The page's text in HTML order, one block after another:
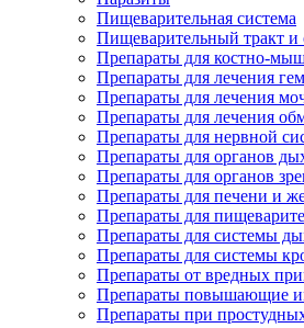
Пищеварительная система
Пищеварительный тракт и
Препараты для костно-
Препараты для лечения
Препараты для лечения
Препараты для лечения
Препараты для нервной
Препараты для органов
Препараты для органов
Препараты для печени и
Препараты для
Препараты для системы
Препараты для системы
Препараты от вредных
Препараты повышающие
Препараты при